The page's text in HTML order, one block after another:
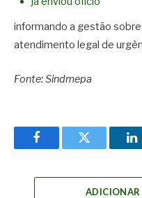
informando a gestão
atendimento legal de
Fonte: Sindmepa
FacebookTwitter